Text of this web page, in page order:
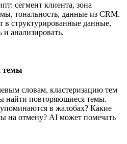
сегмент клиента, зона
тональность, данные из CRM.
в структурированные данные,
анализировать.
темы
словам, кластеризацию тем
найти повторяющиеся темы.
в жалобах? Какие
на отмену? AI может помечать